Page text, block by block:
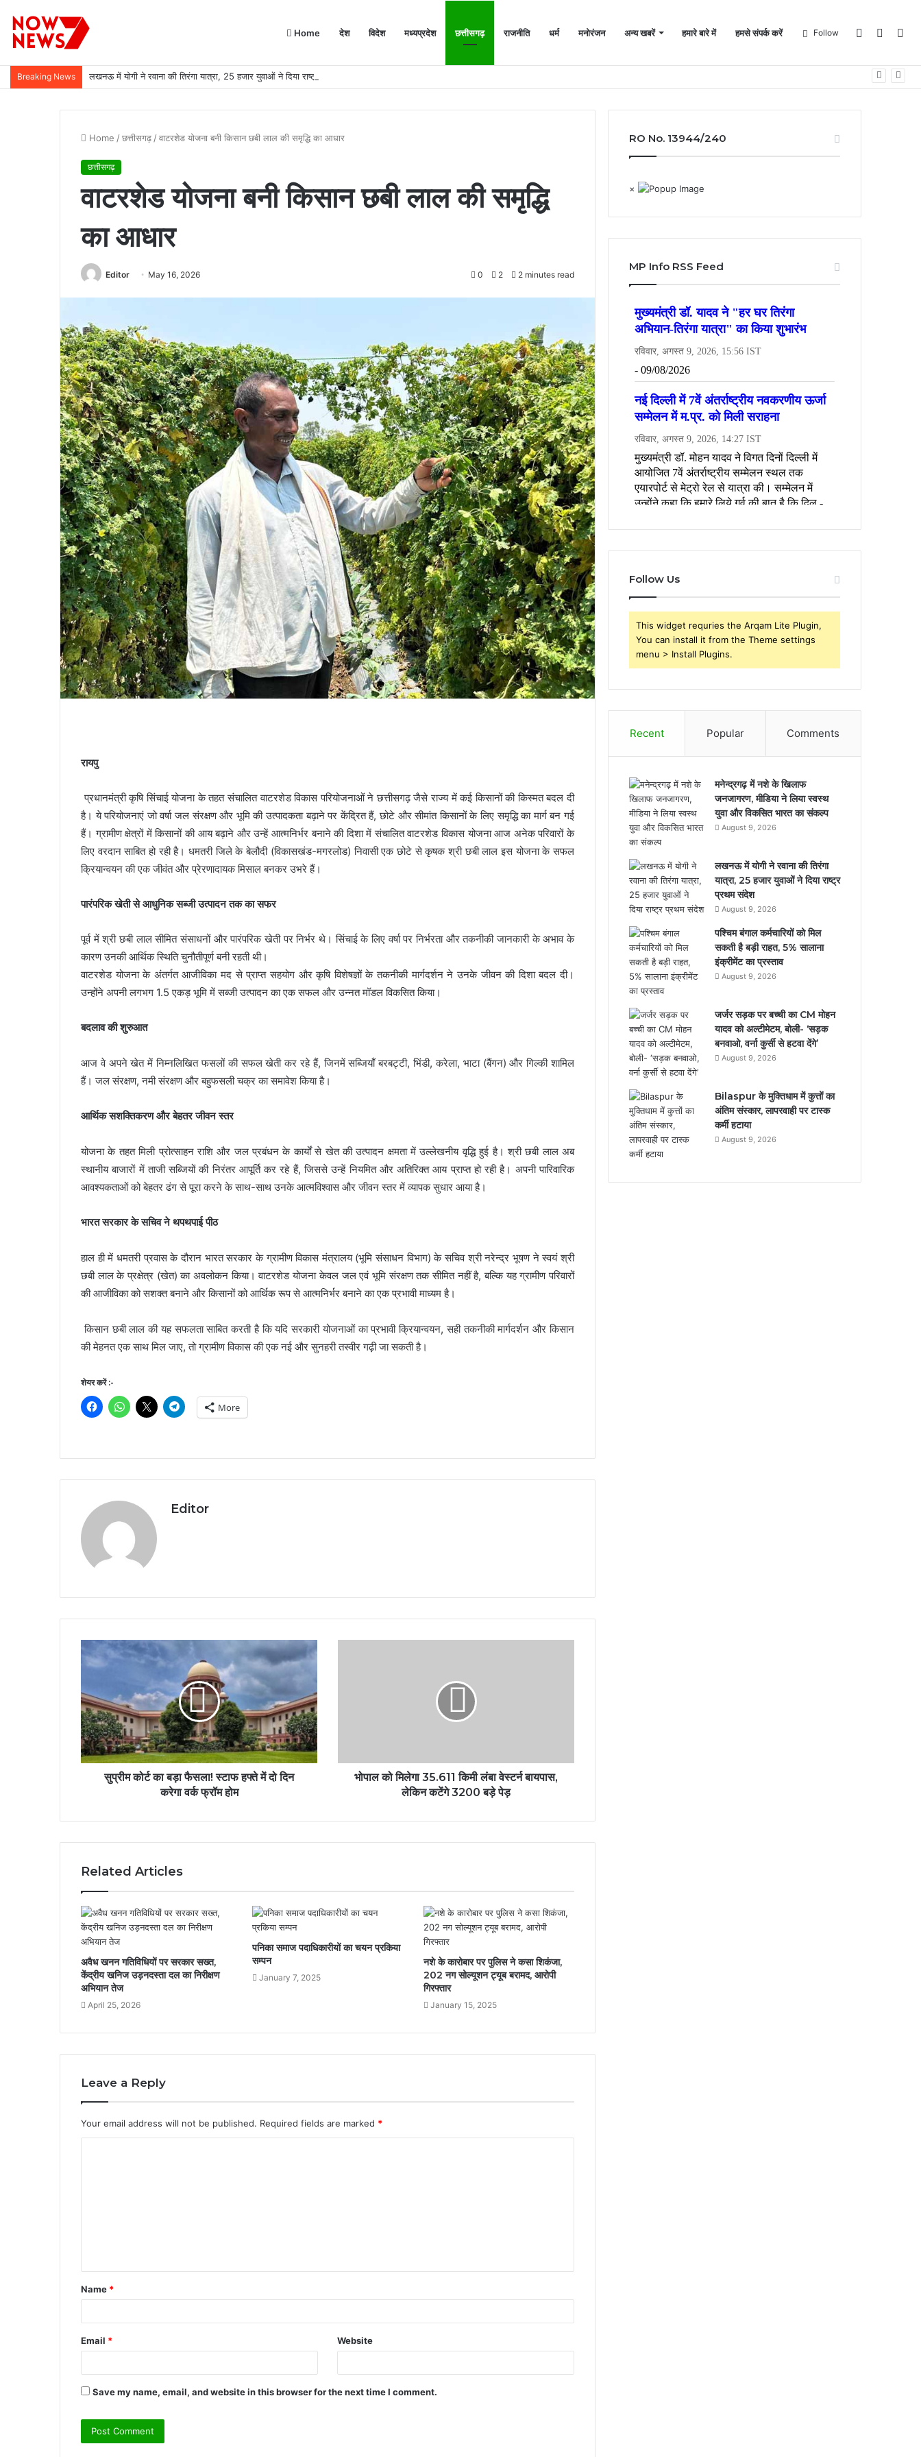
Home देश विदेश मध्यप्रदेश छत्तीसगढ़ राजनीति धर्म मनोरंजन अन्य खबरें हमारे बारे में हमसे संपर्क करें Log
Follow
Breaking News लखनऊ में योगी ने रवाना की तिरंगा यात्रा, 25 हजार युवाओं ने दिया राष्ट्र प्रथम संदेश
Home /छत्तीसगढ़ /वाटरशेड योजना बनी किसान छबी लाल की समृद्धि का आधार
छत्तीसगढ़
वाटरशेड योजना बनी किसान छबी लाल की समृद्धि
का आधार
Editor May 16, 2026 0 2 2 minutes read
रायपु
प्रधानमंत्री कृषि सिंचाई योजना के तहत संचालित वाटरशेड विकास परियोजनाओं ने छत्तीसगढ़ जैसे राज्य में कई किसानों की किस्मत बदल दी
है। ये परियोजनाएं जो वर्षा जल संरक्षण और भूमि की उत्पादकता बढ़ाने पर केंद्रित हैं, छोटे और सीमांत किसानों के लिए समृद्धि का मार्ग बन गई
हैं। ग्रामीण क्षेत्रों में किसानों की आय बढ़ाने और उन्हें आत्मनिर्भर बनाने की दिशा में संचालित वाटरशेड विकास योजना आज अनेक परिवारों के
लिए वरदान साबित हो रही है। धमतरी जिले के बेलौदी (विकासखंड-मगरलोड) निवासी एक छोटे से कृषक श्री छबी लाल इस योजना के सफल
क्रियान्वयन की एक जीवंत और प्रेरणादायक मिसाल बनकर उभरे हैं।
पारंपरिक खेती से आधुनिक सब्जी उत्पादन तक का सफर
पूर्व में श्री छबी लाल सीमित संसाधनों और पारंपरिक खेती पर निर्भर थे। सिंचाई के लिए वर्षा पर निर्भरता और तकनीकी जानकारी के अभाव के
कारण उनकी आर्थिक स्थिति चुनौतीपूर्ण बनी रहती थी।
वाटरशेड योजना के अंतर्गत आजीविका मद से प्राप्त सहयोग और कृषि विशेषज्ञों के तकनीकी मार्गदर्शन ने उनके जीवन की दिशा बदल दी।
उन्होंने अपनी लगभग 1.5 एकड़ भूमि में सब्जी उत्पादन का एक सफल और उन्नत मॉडल विकसित किया।
बदलाव की शुरुआत
आज वे अपने खेत में निम्नलिखित फसलों की सफल खेती कर रहे हैं, जिनमें सब्जियाँ बरबट्टी, भिंडी, करेला, भाटा (बैंगन) और गिल्की शामिल
हैं। जल संरक्षण, नमी संरक्षण और बहुफसली चक्र का समावेश किया है।
आर्थिक सशक्तिकरण और बेहतर जीवन स्तर
योजना के तहत मिली प्रोत्साहन राशि और जल प्रबंधन के कार्यों से खेत की उत्पादन क्षमता में उल्लेखनीय वृद्धि हुई है। श्री छबी लाल अब
स्थानीय बाजारों में ताजी सब्जियों की निरंतर आपूर्ति कर रहे हैं, जिससे उन्हें नियमित और अतिरिक्त आय प्राप्त हो रही है। अपनी पारिवारिक
आवश्यकताओं को बेहतर ढंग से पूरा करने के साथ-साथ उनके आत्मविश्वास और जीवन स्तर में व्यापक सुधार आया है।
भारत सरकार के सचिव ने थपथपाई पीठ
हाल ही में धमतरी प्रवास के दौरान भारत सरकार के ग्रामीण विकास मंत्रालय (भूमि संसाधन विभाग) के सचिव श्री नरेन्द्र भूषण ने स्वयं श्री
छबी लाल के प्रक्षेत्र (खेत) का अवलोकन किया। वाटरशेड योजना केवल जल एवं भूमि संरक्षण तक सीमित नहीं है, बल्कि यह ग्रामीण परिवारों
की आजीविका को सशक्त बनाने और किसानों को आर्थिक रूप से आत्मनिर्भर बनाने का एक प्रभावी माध्यम है।
किसान छबी लाल की यह सफलता साबित करती है कि यदि सरकारी योजनाओं का प्रभावी क्रियान्वयन, सही तकनीकी मार्गदर्शन और किसान
की मेहनत एक साथ मिल जाए, तो ग्रामीण विकास की एक नई और सुनहरी तस्वीर गढ़ी जा सकती है।
शेयर करें :-
More
Editor
सुप्रीम कोर्ट का बड़ा फैसला! स्टाफ हफ्ते में दो दिन
करेगा वर्क फ्रॉम होम
भोपाल को मिलेगा 35.611 किमी लंबा वेस्टर्न बायपास,
लेकिन कटेंगे 3200 बड़े पेड़
Related Articles
अवैध खनन गतिविधियों पर सरकार सख्त,
केंद्रीय खनिज उड़नदस्ता दल का निरीक्षण
अभियान तेज
April 25, 2026
पनिका समाज पदाधिकारीयों का चयन प्रकिया
सम्पन
January 7, 2025
नशे के कारोबार पर पुलिस ने कसा शिकंजा,
202 नग सोल्यूशन ट्यूब बरामद, आरोपी
गिरफ्तार
January 15, 2025
Leave a Reply
Your email address will not be published. Required fields are marked *
t
*
Name *
Email * Website
Save my name, email, and website in this browser for the next time I comment.
RO No. 13944/240
×
MP Info RSS Feed
Follow Us
This widget requries the Arqam Lite Plugin,
You can install it from the Theme settings
menu > Install Plugins.
Recent Popular Comments
मनेन्द्रगढ़ में नशे के खिलाफ
जनजागरण, मीडिया ने लिया स्वस्थ
युवा और विकसित भारत का संकल्प
August 9, 2026
लखनऊ में योगी ने रवाना की तिरंगा
यात्रा, 25 हजार युवाओं ने दिया राष्ट्र
प्रथम संदेश
August 9, 2026
पश्चिम बंगाल कर्मचारियों को मिल
सकती है बड़ी राहत, 5% सालाना
इंक्रीमेंट का प्रस्ताव
August 9, 2026
जर्जर सड़क पर बच्ची का CM मोहन
यादव को अल्टीमेटम, बोली- ‘सड़क
बनवाओ, वर्ना कुर्सी से हटवा देंगे’
August 9, 2026
Bilaspur के मुक्तिधाम में कुत्तों का
अंतिम संस्कार, लापरवाही पर टास्क
कर्मी हटाया
August 9, 2026